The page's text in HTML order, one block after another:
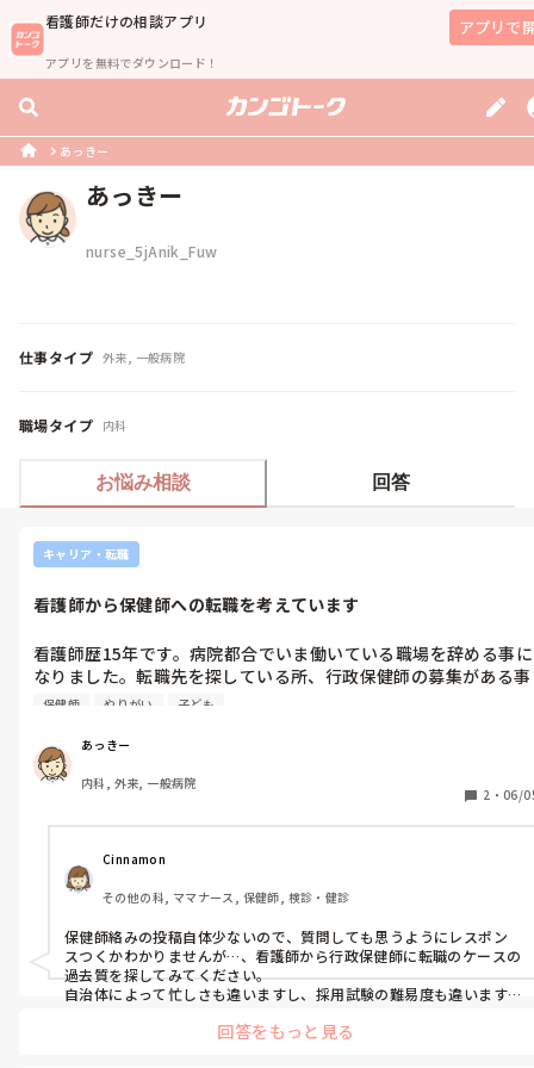
看護師だけの相談アプリ
アプリを無料でダウンロード！
アプリで
あっきー
あっきー
nurse_5jAnik_Fuw
仕事タイプ 外来, 一般病院
職場タイプ 内科
お悩み相談 回答
キャリア・転職
看護師から保健師への転職を考えています
看護師歴15年です。病院都合でいま働いている職場を辞める事に
なりました。転職先を探している所、行政保健師の募集がある事
に気づき受けるか迷っています。大学卒業時に保健師資格は取得
す。現在36歳、この歳から新たに保健師として頑張れるか不安で
すが、元々やりたい仕事だったのでとても興味があります。似た
ような境遇で転職した方いますか？また行政保健師で働いている
保健師 やりがい 子ども
あっきー
内科, 外来, 一般病院
2 ・ 06/
Cinnamon
その他の科, ママナース, 保健師, 検診・健診
保健師絡みの投稿自体少ないので、質問しても思うようにレスポン
スつくかわかりませんが…、看護師から行政保健師に転職のケースの
過去質を探してみてください。
自治体によって忙しさも違いますし、採用試験の難易度も違います
回答をもっと見る